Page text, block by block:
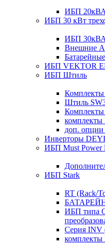
ИБП
ИБП 30 кВт
ИБП
Внешние
ИБП VEKTOR
ИБП Штиль
Штиль
доп. опции
Инверторы
ИБП Must Power
ИБП Stark
RT (Rack/
ИБП типа
Серия INV